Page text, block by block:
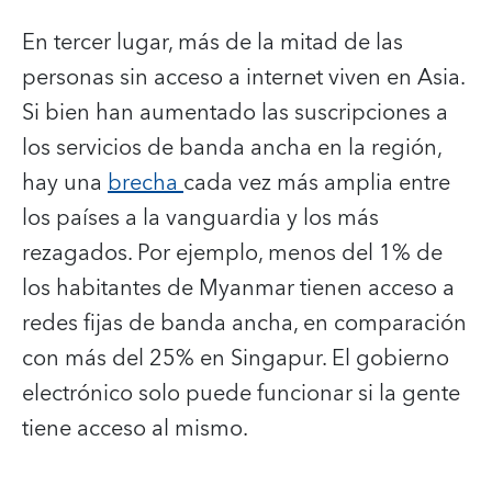
En tercer lugar, más de la mitad de las
personas sin acceso a internet viven en Asia.
Si bien han aumentado las suscripciones a
los servicios de banda ancha en la región,
hay una brechacada vez más amplia entre
los países a la vanguardia y los más
rezagados. Por ejemplo, menos del 1% de
los habitantes de Myanmar tienen acceso a
redes fijas de banda ancha, en comparación
con más del 25% en Singapur.El gobierno
electrónico solo puede funcionar si la gente
tiene acceso al mismo.